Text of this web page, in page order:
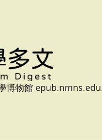
博物館